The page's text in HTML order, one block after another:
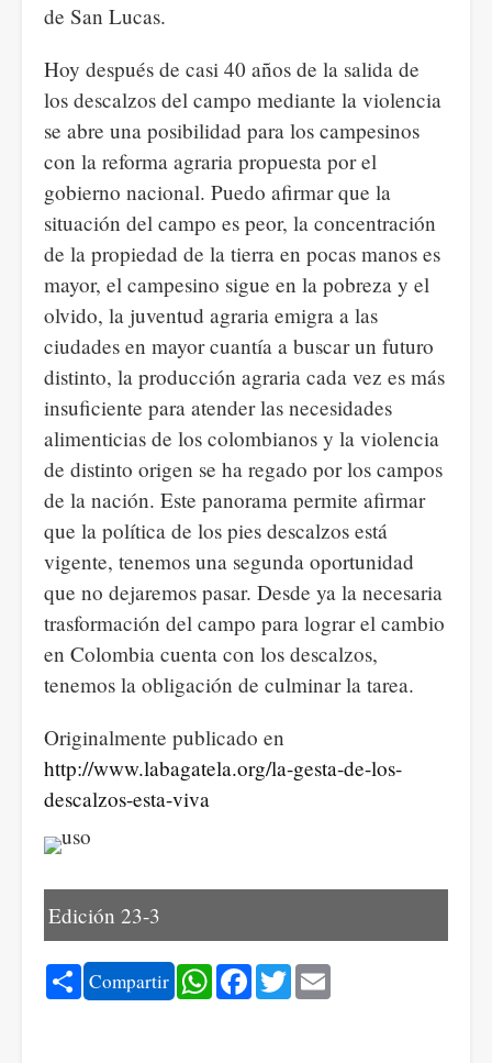
de San Lucas.
Hoy después de casi 40 años de la salida de
los descalzos del campo mediante la violencia
se abre una posibilidad para los campesinos
con la reforma agraria propuesta por el
gobierno nacional. Puedo afirmar que la
situación del campo es peor, la concentración
de la propiedad de la tierra en pocas manos es
mayor, el campesino sigue en la pobreza y el
olvido, la juventud agraria emigra a las
ciudades en mayor cuantía a buscar un futuro
distinto, la producción agraria cada vez es más
insuficiente para atender las necesidades
alimenticias de los colombianos y la violencia
de distinto origen se ha regado por los campos
de la nación. Este panorama permite afirmar
que la política de los pies descalzos está
vigente, tenemos una segunda oportunidad
que no dejaremos pasar. Desde ya la necesaria
trasformación del campo para lograr el cambio
en Colombia cuenta con los descalzos,
tenemos la obligación de culminar la tarea.
Originalmente publicado en
http://www.labagatela.org/la-gesta-de-los-
descalzos-esta-viva
Edición 23-3
Share
Compartir WhatsApp
Facebook
Twitter